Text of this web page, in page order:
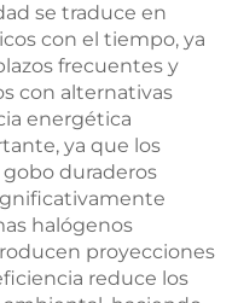
se traduce en
con el tiempo, ya
frecuentes y
con alternativas
energética
ya que los
duraderos
halógenos
proyecciones
reduce los